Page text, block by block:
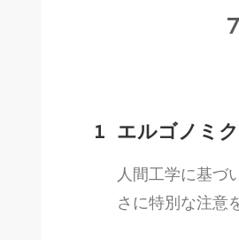
1 エルゴノミ
人間工学に基づ
さに特別な注意